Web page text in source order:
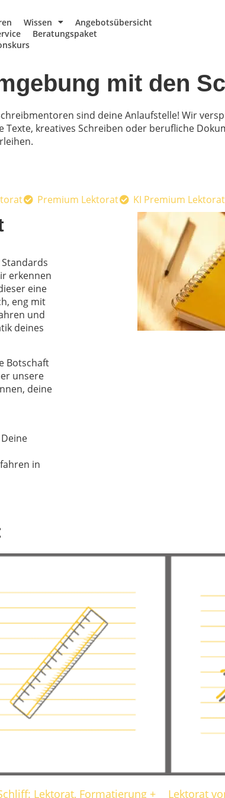
Wissen
Angebotsübersicht
Beratungspaket
mit den
sind deine Anlaufstelle! Wir
kreatives Schreiben oder berufliche
Premium Lektorat KI Premium Lektorat
erkennen
eine
eng mit
und
deines
Botschaft
unsere
deine
in
Lektorat, Formatierung +
Lektorat